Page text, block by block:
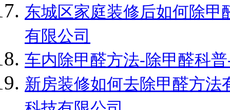
东城区家庭装修后如何除
有限公司
车内除甲醛方法-除甲醛科
新房装修如何去除甲醛方法